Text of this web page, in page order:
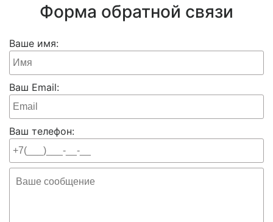
Форма обратной связи
Ваше имя:
Ваш Email:
Ваш телефон: